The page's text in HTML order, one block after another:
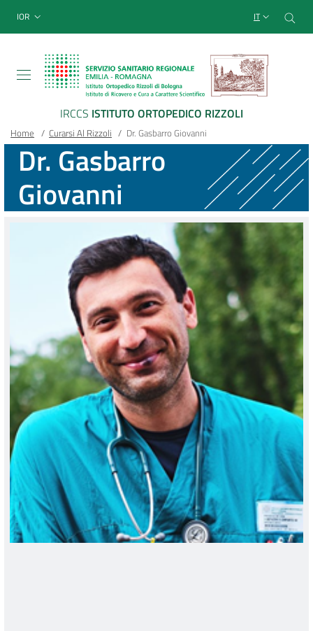
Sito Web Istituto
menu top-bar
IOR IT
IRCCS ISTITUTO ORTOPEDICO RIZZOLI
Main container
Briciole
di
pane
Home / Curarsi Al Rizzoli / Dr. Gasbarro Giovanni
Dr. Gasbarro
Giovanni